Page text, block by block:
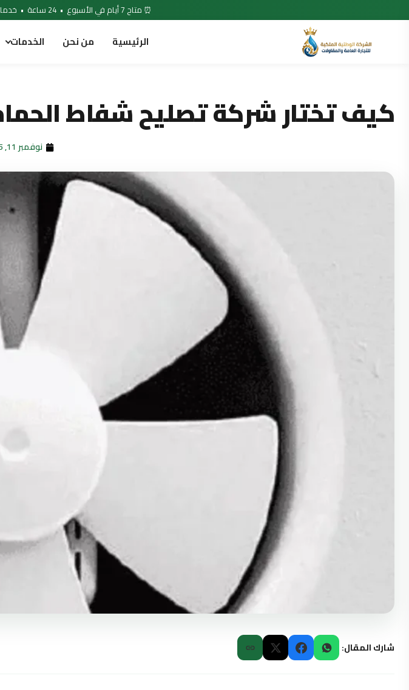
⏰ متاح 7 أيام في الأسبوع • 24 ساعة • خدمات طوارئ في كل مناطق الكويت
الرئيسية من نحن الخدمات
كيف تختار شركة تصليح شفاط
نوفمبر 11, 2025
شارك المقال: